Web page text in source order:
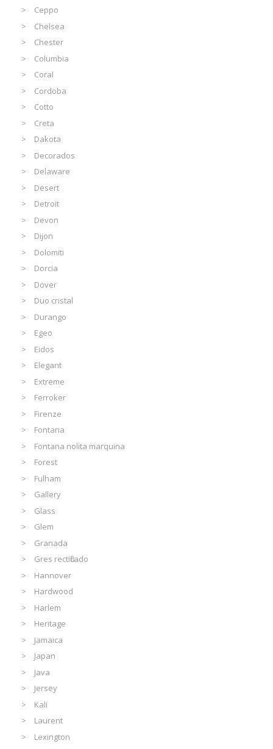
Ceppo
Chelsea
Chester
Columbia
Coral
Cordoba
Cotto
Creta
Dakota
Decorados
Delaware
Desert
Detroit
Devon
Dijon
Dolomiti
Dorcia
Dover
Duo cristal
Durango
Egeo
Eidos
Elegant
Extreme
Ferroker
Firenze
Fontana
Fontana nolita marquina
Forest
Fulham
Gallery
Glass
Glem
Granada
Gres rectificado
Hannover
Hardwood
Harlem
Heritage
Jamaica
Japan
Java
Jersey
Kali
Laurent
Lexington